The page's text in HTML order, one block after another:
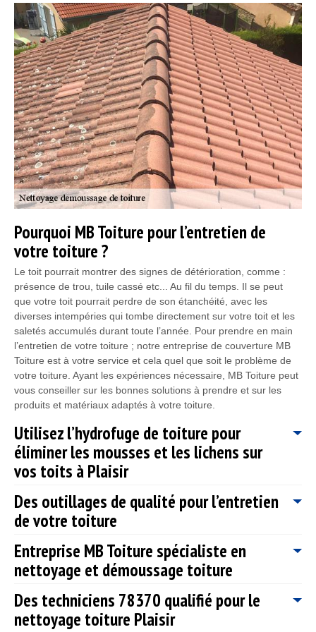
Pourquoi MB Toiture pour l’entretien de
votre toiture ?
Le toit pourrait montrer des signes de détérioration, comme :
présence de trou, tuile cassé etc... Au fil du temps. Il se peut
que votre toit pourrait perdre de son étanchéité, avec les
diverses intempéries qui tombe directement sur votre toit et les
saletés accumulés durant toute l’année. Pour prendre en main
l’entretien de votre toiture ; notre entreprise de couverture MB
Toiture est à votre service et cela quel que soit le problème de
votre toiture. Ayant les expériences nécessaire, MB Toiture peut
vous conseiller sur les bonnes solutions à prendre et sur les
produits et matériaux adaptés à votre toiture.
Utilisez l’hydrofuge de toiture pour
éliminer les mousses et les lichens sur
vos toits à Plaisir
Les solutions hydrofuges sont utilisées pour la prévention contre
le retour des mousses. Même si l’application des solutions
prévenir que guérir. Dans ce cas, les mousses peuvent s’en
prendre à votre toit dès que vous ne respectez pas les
conditions et les moyens de prévention. Les solutions
hydrofuges servent à empêcher les végétaux de s’installer sur
votre couverture. Avec les services de nettoyage de toiture que
MB Toiture vous propose à Plaisir 78370, vous aurez un toit
Des outillages de qualité pour l’entretien
de votre toiture
Notre entreprise de couverture MB Toiture est reconnue pour
ses travaux d’entretien de toiture de qualité dans la ville de
Plaisir. Et pour ce faire, notre entreprise MB Toiture met à la
disposition de nos artisans couvreurs 78370 des outils
modernes et professionnels, comme : une échelle de toit, des
brosses métallique, un nettoyeur à haute pression, un
Entreprise MB Toiture spécialiste en
nettoyage et démoussage toiture
Professionnel dans le domaine, notre entreprise de couverture
MB Toiture vous propose des services de qualité en nettoyage
Des techniciens 78370 qualifié pour le
nettoyage toiture Plaisir